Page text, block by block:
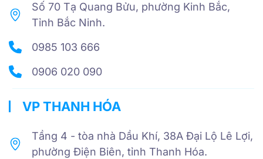
Số 70 Tạ Quang Bửu, phường Kinh Bắc,
Tỉnh Bắc Ninh.
0985 103 666
0906 020 090
VP THANH HÓA
Tầng 4 - tòa nhà Dầu Khí, 38A Đại Lộ Lê Lợi,
phường Điện Biên, tỉnh Thanh Hóa.